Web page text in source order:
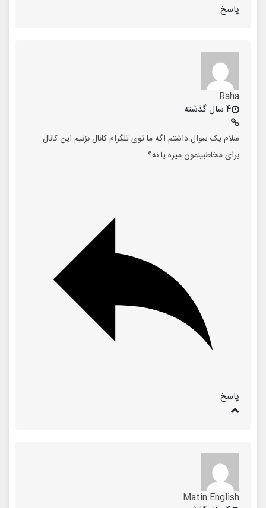
پاسخ
Raha
4 سال گذشته
سلام یک سوال داشتم اگه ما توی تلگرام کانال بزنیم این کانال
برای مخاطبینمون میره یا نه؟
پاسخ
Matin English